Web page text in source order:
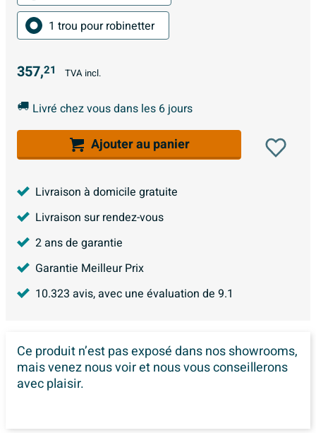
1 trou pour robinetter
357,21 TVA incl.
Livré chez vous dans les 6 jours
Ajouter au panier
Livraison à domicile gratuite
Livraison sur rendez-vous
2 ans de garantie
Garantie Meilleur Prix
10.323 avis, avec une évaluation de 9.1
Ce produit n’est pas exposé dansnos showrooms,
mais venez nous voir et nous vous conseillerons
avec plaisir.